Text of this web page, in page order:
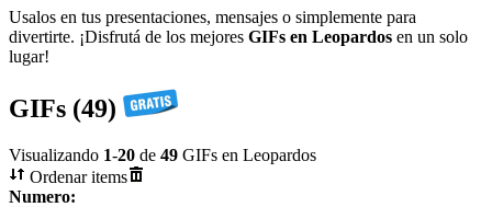
Usalos en tus presentaciones, mensajes o simplemente para
divertirte. ¡Disfrutá de los mejores GIFs en Leopardos en un solo
lugar!
GIFs (49)
Visualizando 1-20 de 49 GIFs en Leopardos
Ordenar items
Numero: